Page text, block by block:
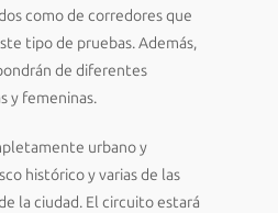
como de corredores que
tipo de pruebas. Además,
de diferentes
y femeninas.
urbano y
histórico y varias de las
la ciudad. El circuito estará